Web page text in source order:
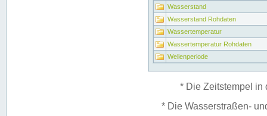
Wasserstand
Wasserstand Rohdaten
Wassertemperatur
Wassertemperatur Rohdaten
Wellenperiode
* Die Zeitstempel in
* Die Wasserstraßen-